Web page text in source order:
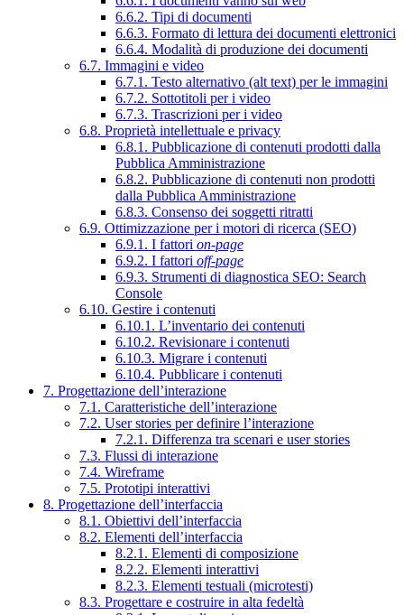
6.6.2. Tipi di documenti
6.6.3. Formato di lettura dei documenti elettronici
6.6.4. Modalità di produzione dei documenti
6.7. Immagini e video
6.7.1. Testo alternativo (alt text) per le immagini
6.7.2. Sottotitoli per i video
6.7.3. Trascrizioni per i video
6.8. Proprietà intellettuale e privacy
6.8.1. Pubblicazione di contenuti prodotti dalla
Pubblica Amministrazione
6.8.2. Pubblicazione di contenuti non prodotti
dalla Pubblica Amministrazione
6.8.3. Consenso dei soggetti ritratti
6.9. Ottimizzazione per i motori di ricerca (SEO)
6.9.1. I fattori on-page
6.9.2. I fattori off-page
6.9.3. Strumenti di diagnostica SEO: Search
Console
6.10. Gestire i contenuti
6.10.1. L’inventario dei contenuti
6.10.2. Revisionare i contenuti
6.10.3. Migrare i contenuti
6.10.4. Pubblicare i contenuti
7. Progettazione dell’interazione
7.1. Caratteristiche dell’interazione
7.2. User stories per definire l’interazione
7.2.1. Differenza tra scenari e user stories
7.3. Flussi di interazione
7.4. Wireframe
7.5. Prototipi interattivi
8. Progettazione dell’interfaccia
8.1. Obiettivi dell’interfaccia
8.2. Elementi dell’interfaccia
8.2.1. Elementi di composizione
8.2.2. Elementi interattivi
8.2.3. Elementi testuali (microtesti)
8.3. Progettare e costruire in alta fedeltà